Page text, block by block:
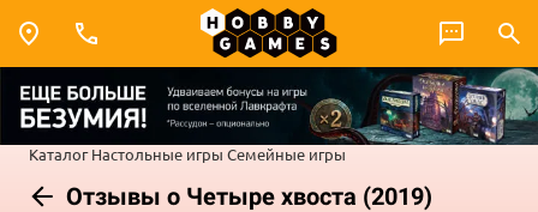
Каталог Настольные игры Семейные игры
Отзывы о Четыре хвоста (2019)